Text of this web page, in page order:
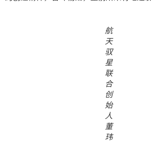
航
天
驭
星
联
合
创
始
人
董
玮